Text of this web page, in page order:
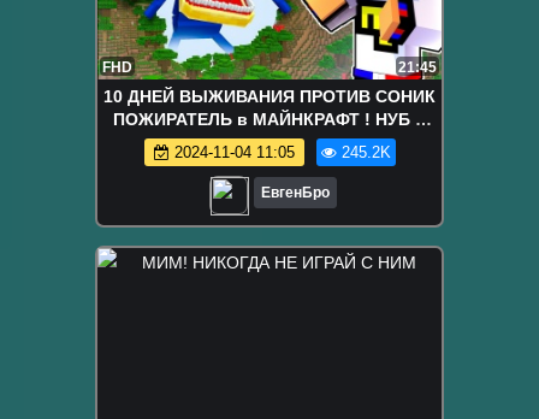
FHD 21:45
10 ДНЕЙ ВЫЖИВАНИЯ ПРОТИВ СОНИК
ПОЖИРАТЕЛЬ в МАЙНКРАФТ ! НУБ и
ПРО ДЕВУШКА ВИДЕО ТРОЛЛИНГ
MINECRAFT
2024-11-04 11:05 245.2K
ЕвгенБро